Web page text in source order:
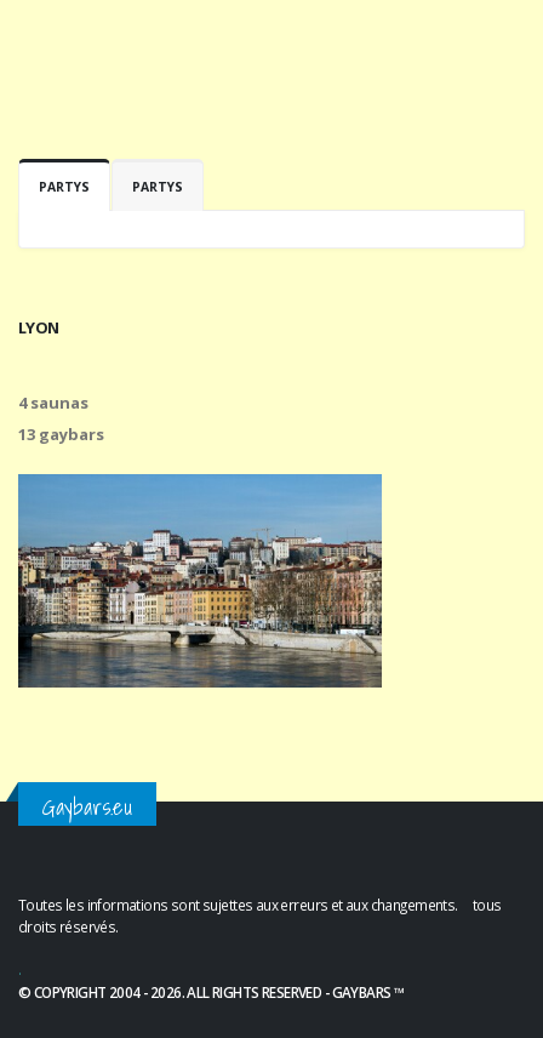
PARTYS PARTYS
LYON
4 saunas
13 gaybars
Gaybars.eu
Toutes les informations sont sujettes aux erreurs et aux changements. tous
droits réservés.
.
© COPYRIGHT 2004 - 2026. ALL RIGHTS RESERVED - GAYBARS ™